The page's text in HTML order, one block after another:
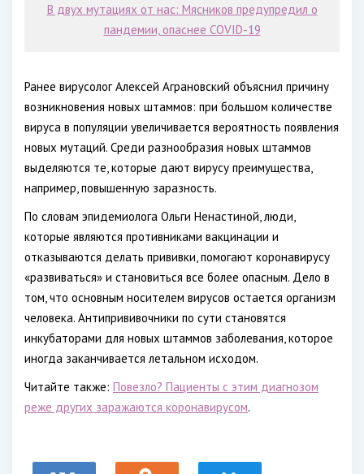
В двух мутациях от нас: Мясников предупредил о
пандемии, опаснее COVID-19
Ранее вирусолог Алексей Аграновский объяснил причину
возникновения новых штаммов: при большом количестве
вируса в популяции увеличивается вероятность появления
новых мутаций. Среди разнообразия новых штаммов
выделяются те, которые дают вирусу преимущества,
например, повышенную заразность.
По словам эпидемиолога Ольги Ненастиной, люди,
которые являются противниками вакцинации и
отказываются делать прививки, помогают коронавирусу
«развиваться» и становиться все более опасным. Дело в
том, что основным носителем вирусов остается организм
человека. Антипрививочники по сути становятся
инкубаторами для новых штаммов заболевания, которое
иногда заканчивается летальном исходом.
Читайте также: Повезло? Пациенты с этим диагнозом
реже других заражаются коронавирусом.